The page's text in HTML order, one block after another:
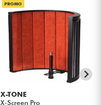
PROMO
X-TONE
X-Screen Pro